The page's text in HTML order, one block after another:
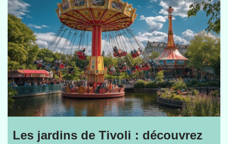
Les jardins de Tivoli : découvrez